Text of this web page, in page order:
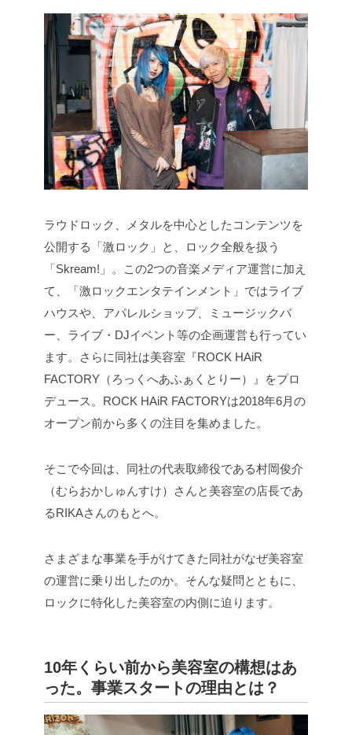
ラウドロック、メタルを中心としたコンテンツを
公開する「激ロック」と、ロック全般を扱う
「Skream!」。この2つの音楽メディア運営に加え
て、「激ロックエンタテインメント」ではライブ
ハウスや、アパレルショップ、ミュージックバ
ー、ライブ・DJイベント等の企画運営も行ってい
ます。さらに同社は美容室『ROCK HAiR
FACTORY（ろっくへあふぁくとりー）』をプロ
デュース。ROCK HAiR FACTORYは2018年6月の
オープン前から多くの注目を集めました。
そこで今回は、同社の代表取締役である村岡俊介
（むらおかしゅんすけ）さんと美容室の店長であ
るRIKAさんのもとへ。
さまざまな事業を手がけてきた同社がなぜ美容室
の運営に乗り出したのか。そんな疑問とともに、
ロックに特化した美容室の内側に迫ります。
10年くらい前から美容室の構想はあ
った。事業スタートの理由とは？